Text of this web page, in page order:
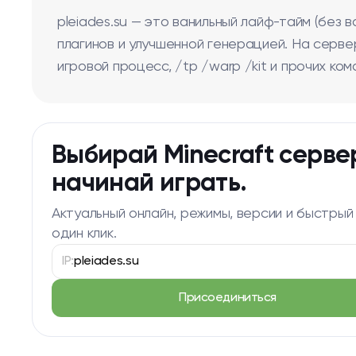
pleiades.su — это ванильный лайф-тайм (без
плагинов и улучшенной генерацией. На
игровой процесс, /tp /warp /kit и прочих
Выбирай Minecraft
начинай играть.
Актуальный онлайн, режимы, версии и быстрый
один клик.
IP:pleiades.su
Присоединиться